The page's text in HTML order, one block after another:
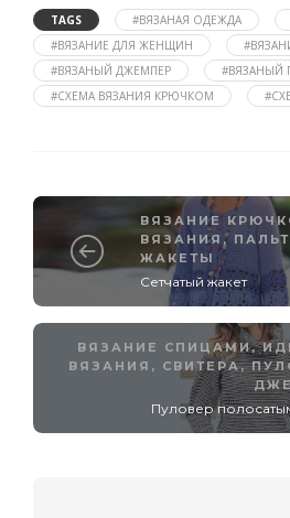
TAGS #ВЯЗАНАЯ ОДЕЖДА
#ВЯЗАНИЕ ДЛЯ ЖЕНЩИН
#ВЯЗАНЫЙ ДЖЕМПЕР
#ВЯЗАНЫЙ
#СХЕМА ВЯЗАНИЯ КРЮЧКОМ
ВЯЗАНИЕ
ВЯЗАНИЯ ,
ЖАКЕТЫ
Сетчатый жакет
ВЯЗАНИЕ СПИЦАМИ,
ВЯЗАНИЯ , СВИТЕРА,
Пуловер